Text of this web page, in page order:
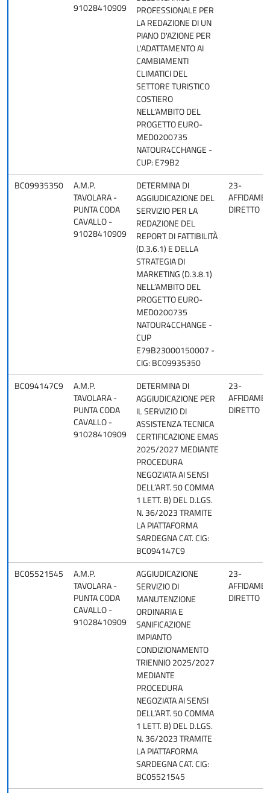
91028410909
PROFESSIONALE PER
LA REDAZIONE DI UN
PIANO D'AZIONE PER
L'ADATTAMENTO AI
CAMBIAMENTI
CLIMATICI DEL
SETTORE TURISTICO
COSTIERO
NELL’AMBITO DEL
PROGETTO EURO-
MED0200735
NATOUR4CCHANGE -
CUP: E79B2
BC09935350
A.M.P.
TAVOLARA -
PUNTA CODA
CAVALLO -
91028410909
DETERMINA DI
AGGIUDICAZIONE DEL
SERVIZIO PER LA
REDAZIONE DEL
REPORT DI FATTIBILITÀ
(D.3.6.1) E DELLA
STRATEGIA DI
MARKETING (D.3.8.1)
NELL’AMBITO DEL
PROGETTO EURO-
MED0200735
NATOUR4CCHANGE -
CUP
E79B23000150007 -
CIG: BC09935350
23-
DIRETTO
BC094147C9
A.M.P.
TAVOLARA -
PUNTA CODA
CAVALLO -
91028410909
DETERMINA DI
AGGIUDICAZIONE PER
IL SERVIZIO DI
ASSISTENZA TECNICA
CERTIFICAZIONE EMAS
2025/2027 MEDIANTE
PROCEDURA
NEGOZIATA AI SENSI
DELL’ART. 50 COMMA
1 LETT. B) DEL D.LGS.
N. 36/2023 TRAMITE
LA PIATTAFORMA
SARDEGNA CAT. CIG:
BC094147C9
23-
DIRETTO
BC05521545
A.M.P.
TAVOLARA -
PUNTA CODA
CAVALLO -
91028410909
AGGIUDICAZIONE
SERVIZIO DI
MANUTENZIONE
ORDINARIA E
SANIFICAZIONE
IMPIANTO
CONDIZIONAMENTO
TRIENNIO 2025/2027
MEDIANTE
PROCEDURA
NEGOZIATA AI SENSI
DELL’ART. 50 COMMA
1 LETT. B) DEL D.LGS.
N. 36/2023 TRAMITE
LA PIATTAFORMA
SARDEGNA CAT. CIG:
BC05521545
23-
DIRETTO